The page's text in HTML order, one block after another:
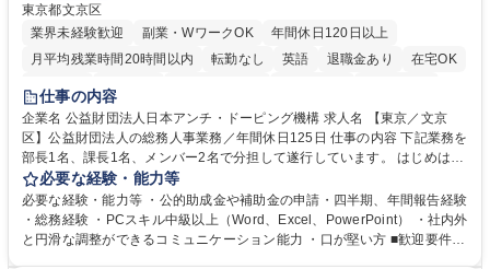
東京都文京区
業界未経験歓迎
副業・WワークOK
年間休日120日以上
月平均残業時間20時間以内
転勤なし 英語 退職金あり
在宅OK
賞与あり
育休あり
食事補助あり
仕事の内容
企業名 公益財団法人日本アンチ・ドーピング機構 求人名 【東京／文京
区】公益財団法人の総務人事業務／年間休日125日 仕事の内容 下記業務を
部長1名、課長1名、メンバー2名で分担して遂行しています。 はじめは担
当者として業務を覚えていただき、ゆくゆくはリーダーやマネージャーポ
ジションとして活躍いただくことを期待しています。 【総務・人事グルー
プの業務内容】 ・人事制度関連 ・採用活動 ・教育研修の企画、実行 ・勤
怠管理 ・官公庁への各種提出 ・法定の会議運営（評議員会、理事会） ・
必要な経験・能力等
必要な経験・能力等 ・公的助成金や補助金の申請・四半期、年間報告経験
・総務経験 ・PCスキル中級以上（Word、Excel、PowerPoint） ・社内外
と円滑な調整ができるコミュニケーション能力 ・口が堅い方 ■歓迎要件